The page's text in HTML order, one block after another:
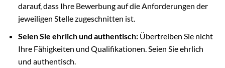
darauf, dass Ihre Bewerbung auf die Anforderungen der
jeweiligen Stelle zugeschnitten ist.
Seien Sie ehrlich und authentisch:Übertreiben Sie nicht
Ihre Fähigkeiten und Qualifikationen. Seien Sie ehrlich
und authentisch.